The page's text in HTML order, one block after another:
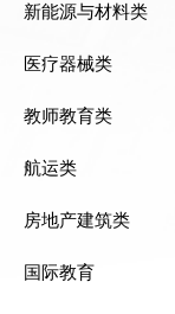
新能源与材料类
医疗器械类
教师教育类
航运类
房地产建筑类
国际教育